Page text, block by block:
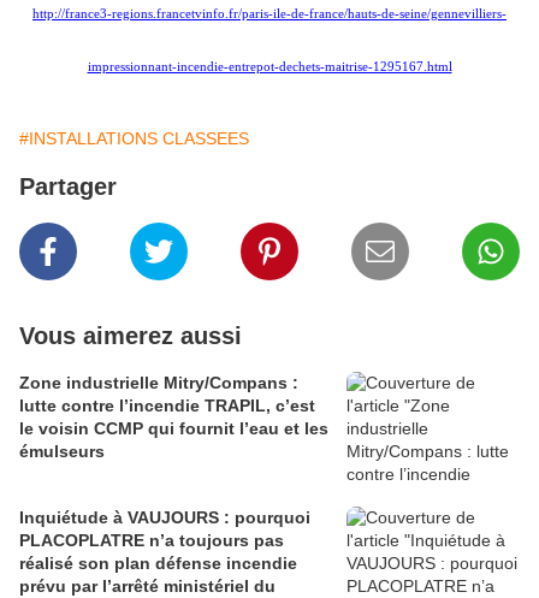
http://france3-regions.francetvinfo.fr/paris-ile-de-france/hauts-de-seine/gennevilliers-
impressionnant-incendie-entrepot-dechets-maitrise-1295167.html
#INSTALLATIONS CLASSEES
Partager
Vous aimerez aussi
Zone industrielle Mitry/Compans :
lutte contre l’incendie TRAPIL, c’est
le voisin CCMP qui fournit l’eau et les
émulseurs
Inquiétude à VAUJOURS : pourquoi
PLACOPLATRE n’a toujours pas
réalisé son plan défense incendie
prévu par l’arrêté ministériel du